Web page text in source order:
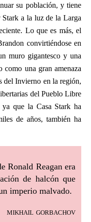
su población, y tiene
a la luz de la Larga
Lo que es más, el
convirtiéndose en
muro gigantesco y una
una gran amenaza
del Invierno en la región,
del Pueblo Libre
que la Casa Stark ha
de años, también ha
Ronald Reagan era
de halcón que
imperio malvado.
mikhail gorbachov